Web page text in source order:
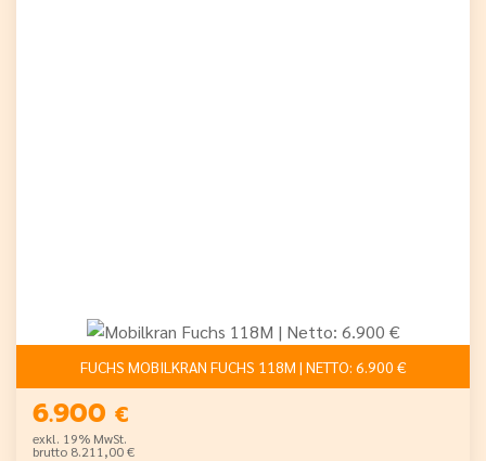
FUCHS MOBILKRAN FUCHS 118M | NETTO: 6.900 €
6.900 €
exkl. 19% MwSt.
brutto 8.211,00 €